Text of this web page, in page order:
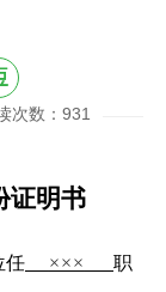
次数：931
证明书
任 ××× 职